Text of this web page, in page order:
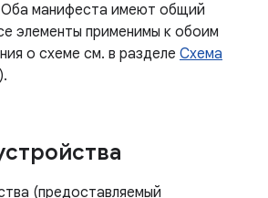
Оба манифеста имеют общий
элементы применимы к обоим
о схеме см. в разделе Схема
).
(предоставляемый